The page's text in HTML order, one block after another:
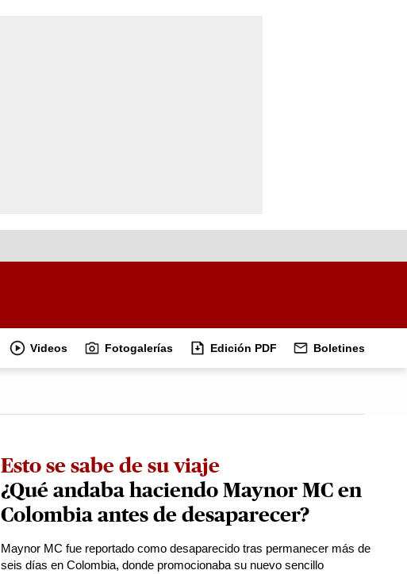
Videos Fotogalerías Edición PDF Boletines
Esto se sabe de su viaje
¿Qué andaba haciendo Maynor MC en
Colombia antes de desaparecer?
Maynor MC fue reportado como desaparecido tras permanecer más de
seis días en Colombia, donde promocionaba su nuevo sencillo